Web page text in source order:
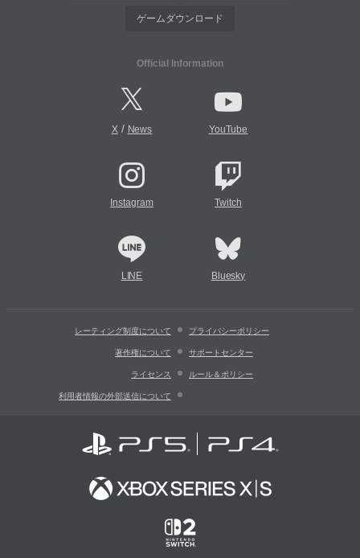
ゲームダウンロード
Official Information
X/ News YouTube
Instagram Twitch
LINE Bluesky
レーティング制度について プライバシーポリシー
著作権について サポートセンター
ライセンス ルール＆ポリシー
利用者情報の外部送信について